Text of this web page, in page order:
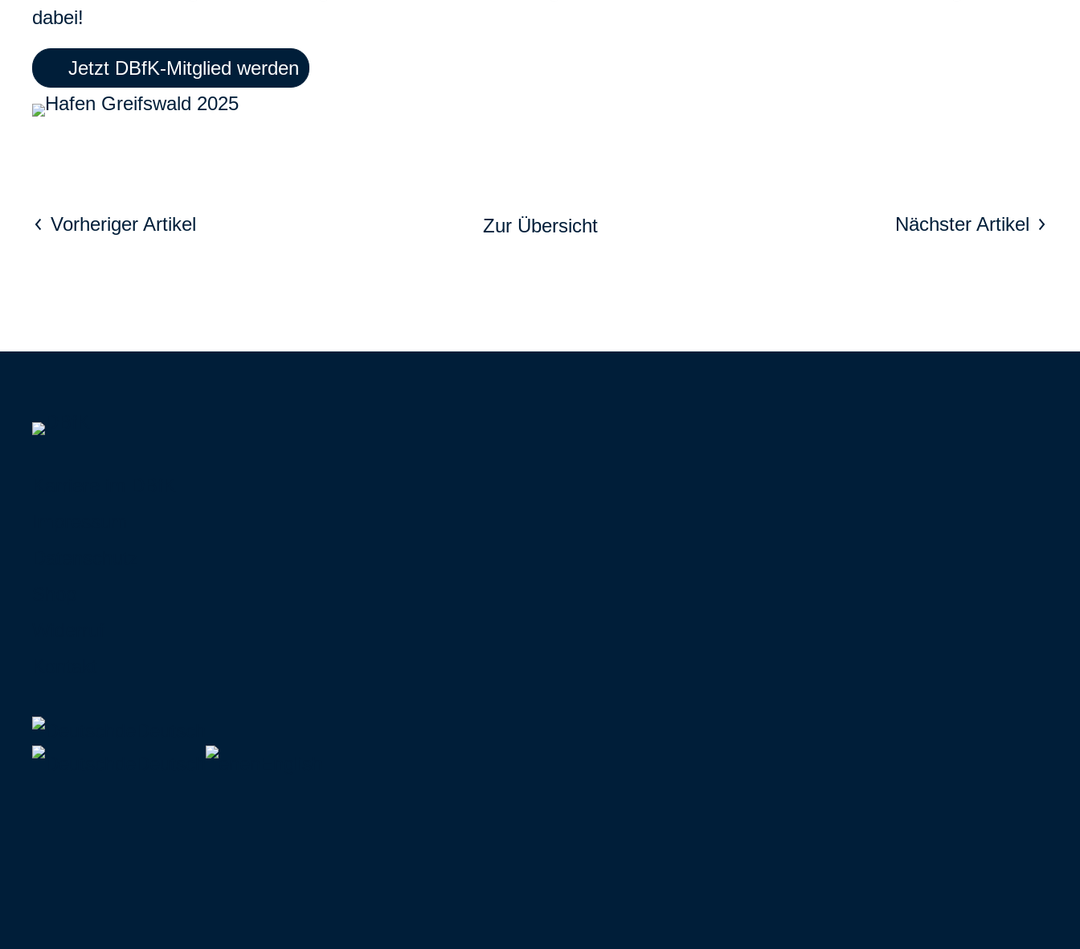
dabei!
Jetzt DBfK-Mitglied werden
Vorheriger Artikel Zur Übersicht Nächster Artikel